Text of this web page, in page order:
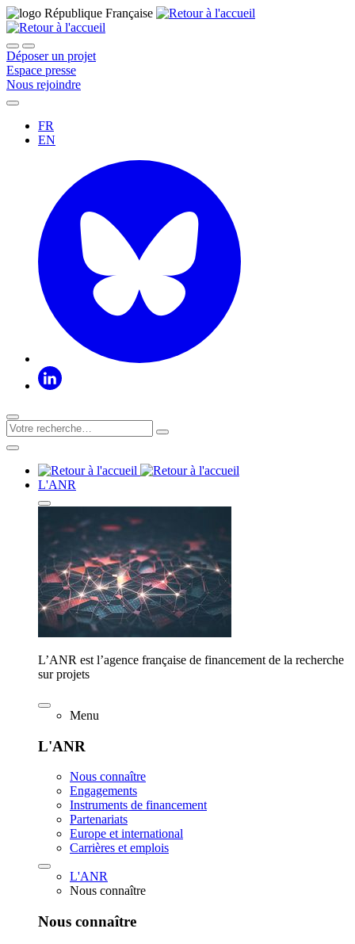
Déposer un projet
Espace presse
Nous rejoindre
FR
EN
L'ANR
L’ANR est l’agence française de financement de la recherche
sur projets
Menu
L'ANR
Nous connaître
Engagements
Instruments de financement
Partenariats
Europe et international
Carrières et emplois
L'ANR
Nous connaître
Nous connaître